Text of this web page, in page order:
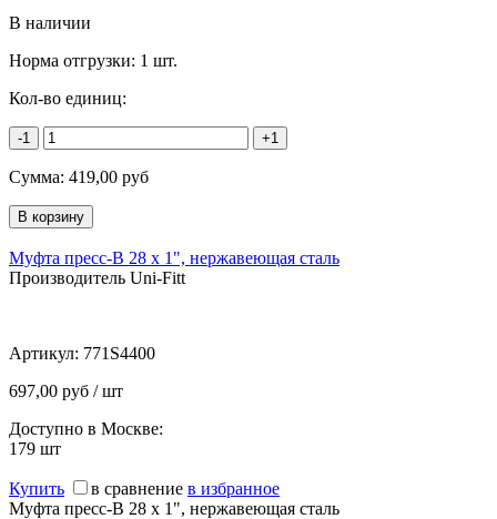
В наличии
Норма отгрузки: 1 шт.
Кол-во единиц:
-1 +1
Сумма: 419,00 руб
Муфта пресс-В 28 х 1", нержавеющая сталь
Производитель Uni-Fitt
Артикул: 771S4400
697,00 руб / шт
Доступно в Москве:
179 шт
Купить в сравнение в избранное
Муфта пресс-В 28 х 1", нержавеющая сталь